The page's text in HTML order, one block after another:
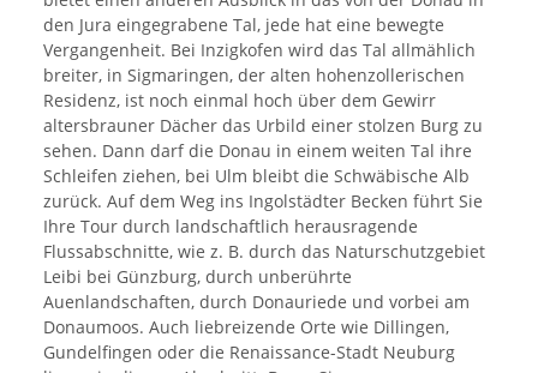
den Jura eingegrabene Tal, jede hat eine bewegte
Vergangenheit. Bei Inzigkofen wird das Tal allmählich
breiter, in Sigmaringen, der alten hohenzollerischen
Residenz, ist noch einmal hoch über dem Gewirr
altersbrauner Dächer das Urbild einer stolzen Burg zu
sehen. Dann darf die Donau in einem weiten Tal ihre
Schleifen ziehen, bei Ulm bleibt die Schwäbische Alb
zurück. Auf dem Weg ins Ingolstädter Becken führt Sie
Ihre Tour durch landschaftlich herausragende
Flussabschnitte, wie z. B. durch das Naturschutzgebiet
Leibi bei Günzburg, durch unberührte
Auenlandschaften, durch Donauriede und vorbei am
Donaumoos. Auch liebreizende Orte wie Dillingen,
Gundelfingen oder die Renaissance-Stadt Neuburg